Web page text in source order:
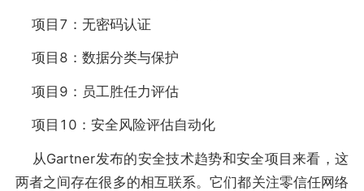
项目7：无密码认证
项目8：数据分类与保护
项目9：员工胜任力评估
项目10：安全风险评估自动化
从Gartner发布的安全技术趋势和安全项目来看，这
两者之间存在很多的相互联系。它们都关注零信任网络